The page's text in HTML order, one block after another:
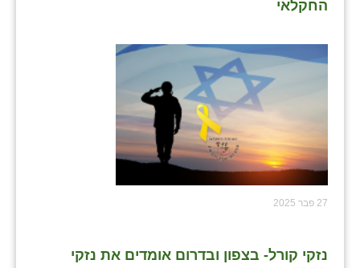
החקלאי
27 פבר 2025
נזקי קורל- בצפון ובדרום אומדים את נזקי